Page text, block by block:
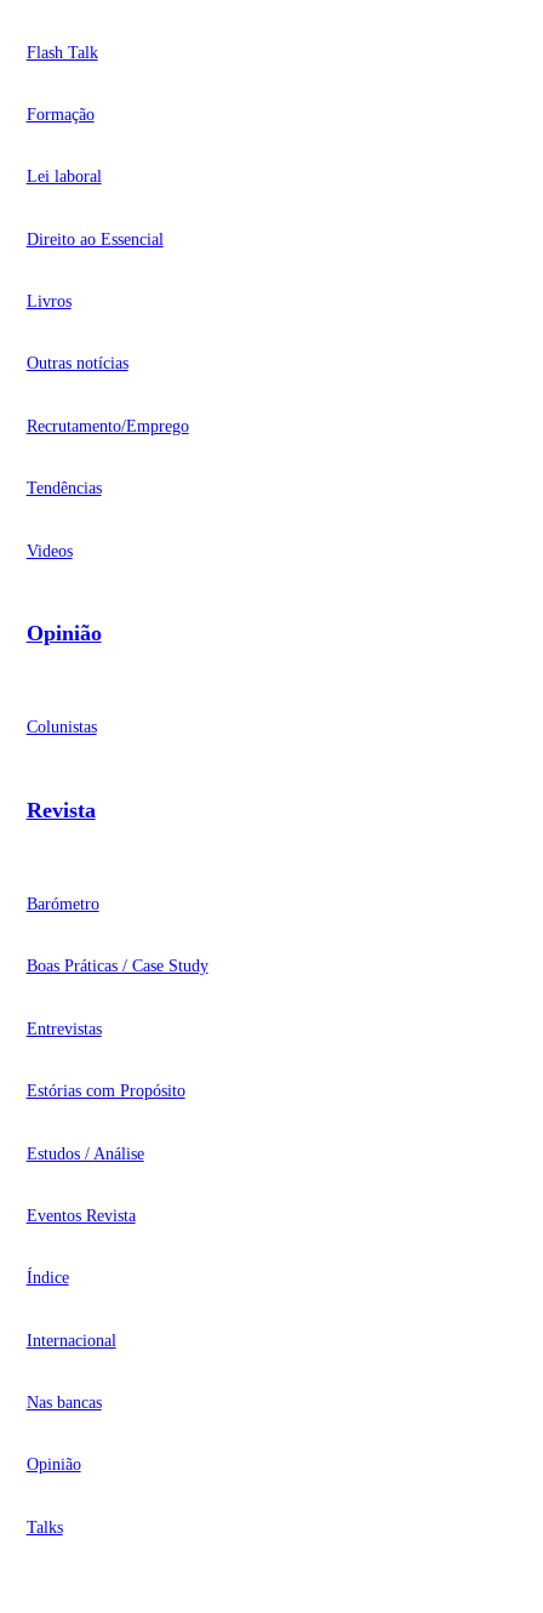
Flash Talk
Formação
Lei laboral
Direito ao Essencial
Livros
Outras notícias
Recrutamento/Emprego
Tendências
Videos
Opinião
Colunistas
Revista
Barómetro
Boas Práticas / Case Study
Entrevistas
Estórias com Propósito
Estudos / Análise
Eventos Revista
Índice
Internacional
Nas bancas
Opinião
Talks